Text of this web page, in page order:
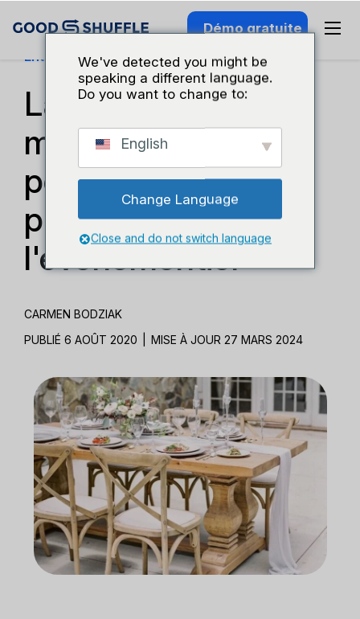
Démo gratuite
Entreprises Et Croissance
La liste de contrôle
mensuelle ultime
pour les
professionnels de
l'événementiel
CARMEN BODZIAK
PUBLIÉ 6 AOÛT 2020
MISE À JOUR 27 MARS 2024
We've detected you might be
speaking a different language.
Do you want to change to:
English
Change Language
Close and do not switch language